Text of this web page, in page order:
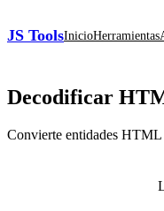
JS ToolsInicioHerramientas
Decodificar
Convierte entidades HTML